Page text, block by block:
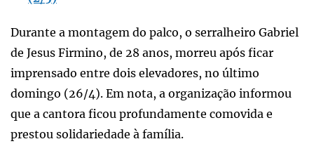
Durante a montagem do palco, o serralheiro Gabriel
de Jesus Firmino, de 28 anos, morreu após ficar
imprensado entre dois elevadores, no último
domingo (26/4). Em nota, a organização informou
que a cantora ficou profundamente comovida e
prestou solidariedade à família.